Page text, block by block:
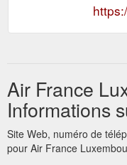
Air France
Informations
Site Web, numéro de
pour Air France